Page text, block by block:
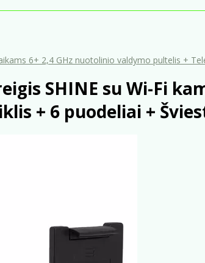
6+ 2,4 GHz nuotolinio valdymo pultelis +
SHINE su Wi-Fi
+ 6 puodeliai +